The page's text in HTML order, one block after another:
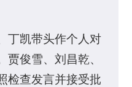
丁凯带头作个人对
贾俊雪、刘昌乾、
检查发言并接受批